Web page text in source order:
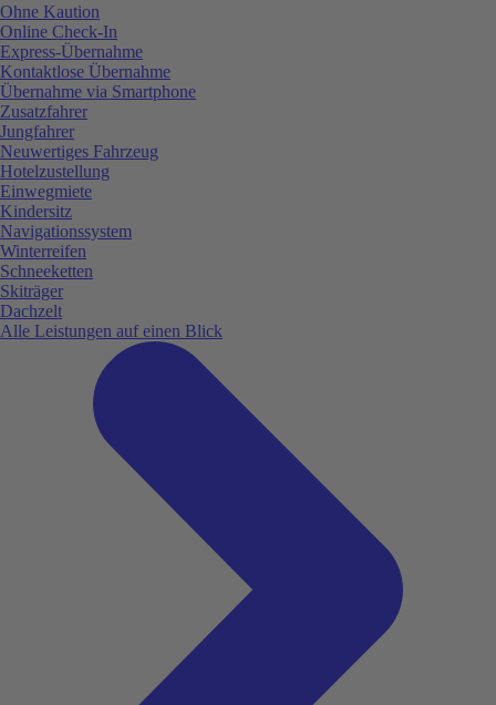
Ohne Kaution
Online Check-In
Express-Übernahme
Kontaktlose Übernahme
Übernahme via Smartphone
Zusatzfahrer
Jungfahrer
Neuwertiges Fahrzeug
Hotelzustellung
Einwegmiete
Kindersitz
Navigationssystem
Winterreifen
Schneeketten
Skiträger
Dachzelt
Alle Leistungen auf einen Blick